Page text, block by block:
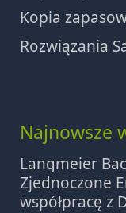
Kopia
Rozwiązania
Najnowsze
Langmeier
Zjednoczone
współpracę z